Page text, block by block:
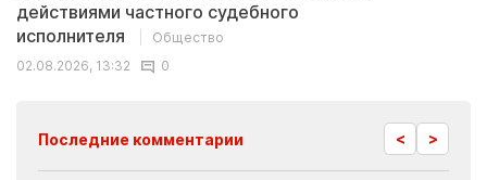
действиями частного судебного
исполнителя
Общество
02.08.2026, 13:32
0
Последние комментарии < >